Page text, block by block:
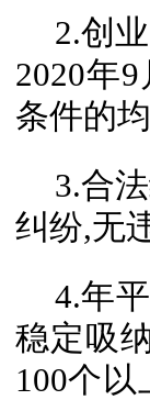
2.创
2020年
条件的
3.合
纠纷,无
4.年
稳定吸
100个